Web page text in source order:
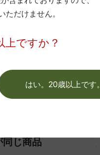
同じ商品
だけません。
ですか？
はい。20歳以上です。